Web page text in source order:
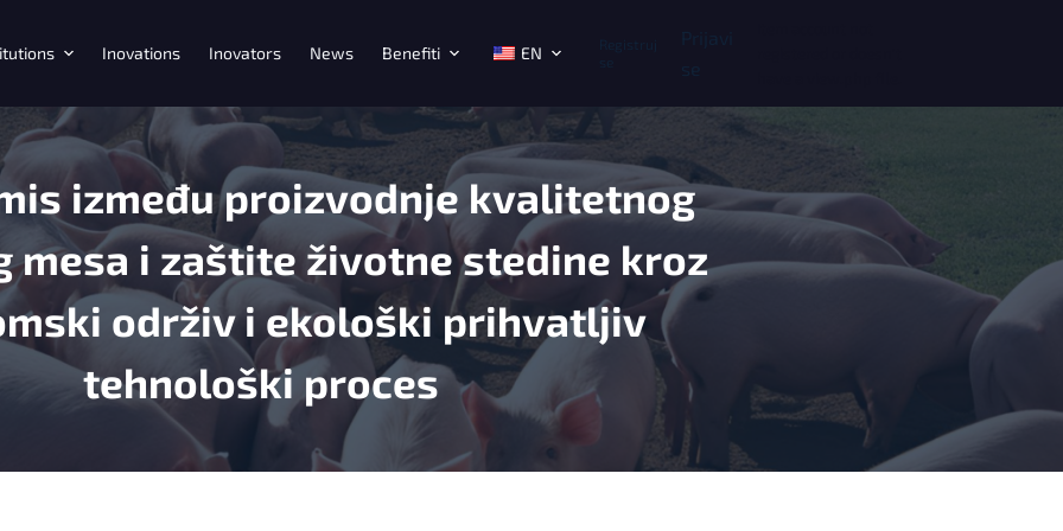
Inovations Inovators News Benefiti EN
između proizvodnje kvalitetnog
mesa i zaštite životne stedine kroz
održiv i ekološki prihvatljiv
tehnološki proces